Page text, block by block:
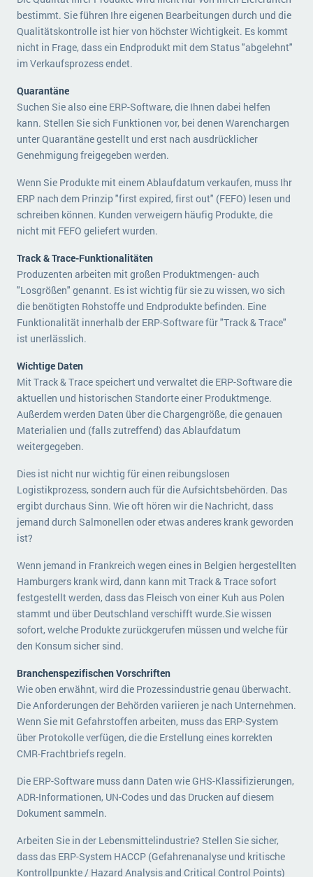
bestimmt. Sie führen Ihre eigenen Bearbeitungen durch und die
Qualitätskontrolle ist hier von höchster Wichtigkeit. Es kommt
nicht in Frage, dass ein Endprodukt mit dem Status "abgelehnt"
im Verkaufsprozess endet.
Quarantäne
Suchen Sie also eine ERP-Software, die Ihnen dabei helfen
kann. Stellen Sie sich Funktionen vor, bei denen Warenchargen
unter Quarantäne gestellt und erst nach ausdrücklicher
Genehmigung freigegeben werden.
Wenn Sie Produkte mit einem Ablaufdatum verkaufen, muss Ihr
ERP nach dem Prinzip "first expired, first out" (FEFO) lesen und
schreiben können. Kunden verweigern häufig Produkte, die
nicht mit FEFO geliefert wurden.
Track & Trace-Funktionalitäten
Produzenten arbeiten mit großen Produktmengen- auch
"Losgrößen" genannt. Es ist wichtig für sie zu wissen, wo sich
die benötigten Rohstoffe und Endprodukte befinden. Eine
Funktionalität innerhalb der ERP-Software für "Track & Trace"
ist unerlässlich.
Wichtige Daten
Mit Track & Trace speichert und verwaltet die ERP-Software die
aktuellen und historischen Standorte einer Produktmenge.
Außerdem werden Daten über die Chargengröße, die genauen
Materialien und (falls zutreffend) das Ablaufdatum
weitergegeben.
Dies ist nicht nur wichtig für einen reibungslosen
Logistikprozess, sondern auch für die Aufsichtsbehörden. Das
ergibt durchaus Sinn. Wie oft hören wir die Nachricht, dass
jemand durch Salmonellen oder etwas anderes krank geworden
ist?
Wenn jemand in Frankreich wegen eines in Belgien hergestellten
Hamburgers krank wird, dann kann mit Track & Trace sofort
festgestellt werden, dass das Fleisch von einer Kuh aus Polen
stammt und über Deutschland verschifft wurde.Sie wissen
sofort, welche Produkte zurückgerufen müssen und welche für
den Konsum sicher sind.
Branchenspezifischen Vorschriften
Wie oben erwähnt, wird die Prozessindustrie genau überwacht.
Die Anforderungen der Behörden variieren je nach Unternehmen.
Wenn Sie mit Gefahrstoffen arbeiten, muss das ERP-System
über Protokolle verfügen, die die Erstellung eines korrekten
CMR-Frachtbriefs regeln.
Die ERP-Software muss dann Daten wie GHS-Klassifizierungen,
ADR-Informationen, UN-Codes und das Drucken auf diesem
Dokument sammeln.
Arbeiten Sie in der Lebensmittelindustrie? Stellen Sie sicher,
dass das ERP-System HACCP (Gefahrenanalyse und kritische
Kontrollpunkte / Hazard Analysis and Critical Control Points)